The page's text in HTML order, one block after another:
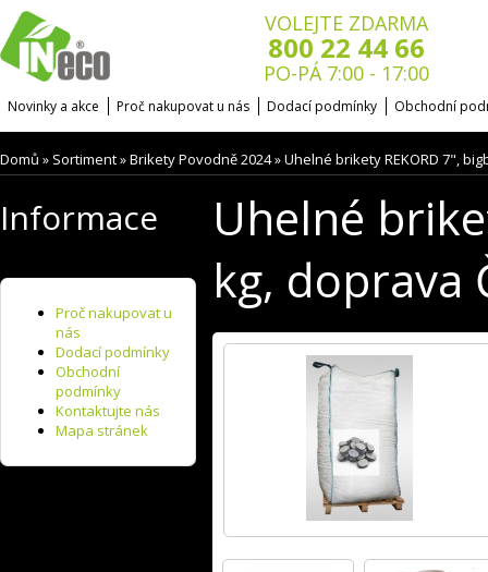
VOLEJTE ZDARMA
800 22 44 66
PO-PÁ 7:00 - 17:00
Novinky a akce Proč nakupovat u nás Dodací podmínky Obchodní
Domů » Sortiment»Brikety Povodně 2024»Uhelné brikety REKORD 7",
Informace
Proč nakupovat u
nás
Dodací podmínky
Obchodní
podmínky
Kontaktujte nás
Mapa stránek
Uhelné
kg, doprava